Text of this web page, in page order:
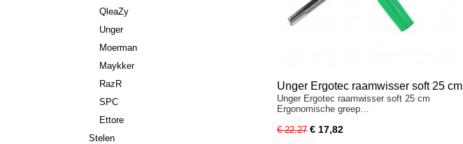
QleaZy
Unger
Moerman
Maykker
RazR
SPC
Ettore
Stelen
Unger Ergotec raamwisser soft 25 cm
Unger Ergotec raamwisser soft 25 cm
Ergonomische greep…
€ 22,27 € 17,82